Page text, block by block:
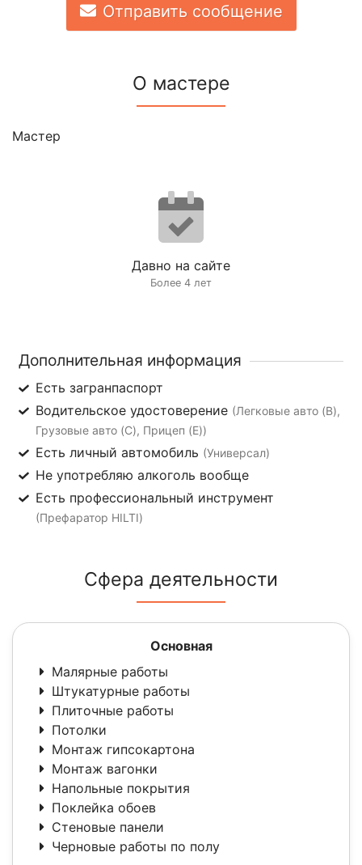
Отправить сообщение
О мастере
Мастер
Давно на сайте
Более 4 лет
Дополнительная информация
Есть загранпаспорт
Водительское удостоверение (Легковые авто (B),
Грузовые авто (C), Прицеп (E))
Есть личный автомобиль (Универсал)
Не употребляю алкоголь вообще
Есть профессиональный инструмент
(Префаратор HILTI)
Сфера деятельности
Основная
Малярные работы
Штукатурные работы
Плиточные работы
Потолки
Монтаж гипсокартона
Монтаж вагонки
Напольные покрытия
Поклейка обоев
Стеновые панели
Черновые работы по полу